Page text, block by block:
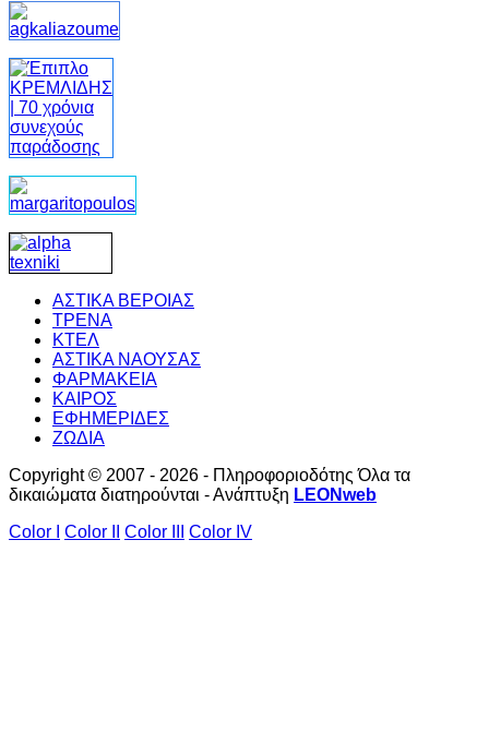
ΑΣΤΙΚΑ ΒΕΡΟΙΑΣ
ΤΡΕΝΑ
ΚΤΕΛ
ΑΣΤΙΚΑ ΝΑΟΥΣΑΣ
ΦΑΡΜΑΚΕΙΑ
ΚΑΙΡΟΣ
ΕΦΗΜΕΡΙΔΕΣ
ΖΩΔΙΑ
Copyright © 2007 - 2026 - Πληροφοριοδότης Όλα τα
δικαιώματα διατηρούνται - Ανάπτυξη LEONweb
Color I
Color II Color III Color IV